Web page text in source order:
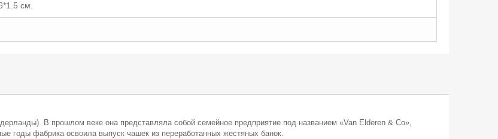
см.
В прошлом веке она представляла собой семейное предприятие под названием «Van Elderen & Co»,
годы фабрика освоила выпуск чашек из переработанных жестяных банок.